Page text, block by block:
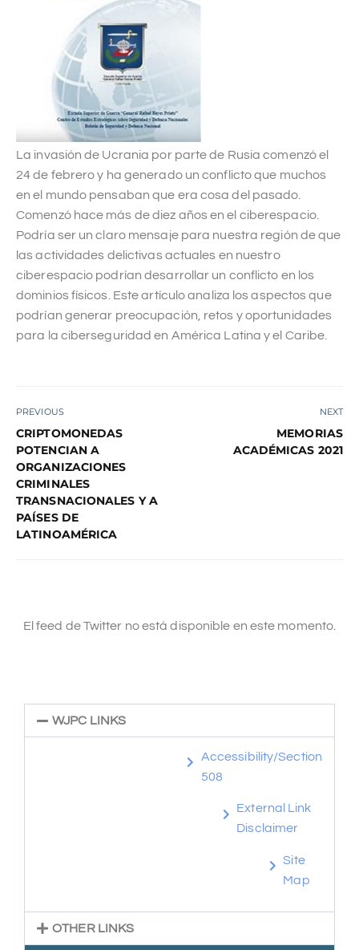
La invasión de Ucrania por parte de Rusia comenzó el
24 de febrero y ha generado un conflicto que muchos
en el mundo pensaban que era cosa del pasado.
Comenzó hace más de diez años en el ciberespacio.
Podría ser un claro mensaje para nuestra región de que
las actividades delictivas actuales en nuestro
ciberespacio podrían desarrollar un conflicto en los
dominios físicos. Este artículo analiza los aspectos que
podrían generar preocupación, retos y oportunidades
para la ciberseguridad en América Latina y el Caribe.
PREVIOUS
CRIPTOMONEDAS
POTENCIAN A
ORGANIZACIONES
CRIMINALES
TRANSNACIONALES Y A
PAÍSES DE
LATINOAMÉRICA
NEXT
MEMORIAS
ACADÉMICAS 2021
El feed de Twitter no está disponible en este momento.
WJPC LINKS
Accessibility/Section
508
External Link
Disclaimer
Site
Map
OTHER LINKS